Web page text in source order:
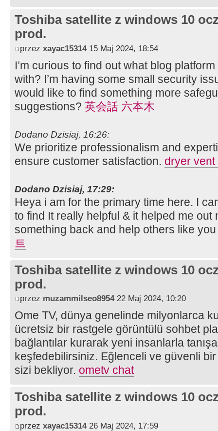
Toshiba satellite z windows 10
prod.
przez xayac1531415 Maj 2024, 18:54
I’m curious to find out what blog
with? I’m having some small security
would like to find something more
suggestions? 英会話 六本木
Dodano Dzisiaj, 16:26:
We prioritize professionalism and
ensure customer satisfaction. dryer
Dodano Dzisiaj, 17:29:
Heya i am for the primary time here. I
to find It really helpful & it helped me out
something back and help others like
트
Toshiba satellite z windows 10
prod.
przez muzammilseo895422 Maj 2024, 10:20
Ome TV, dünya genelinde milyonlarca
ücretsiz bir rastgele görüntülü sohbet
bağlantılar kurarak yeni insanlarla
keşfedebilirsiniz. Eğlenceli ve güvenli
sizi bekliyor. ometv chat
Toshiba satellite z windows 10
prod.
przez xayac1531426 Maj 2024, 17:59